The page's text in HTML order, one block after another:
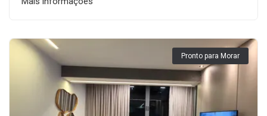
Pronto para Morar